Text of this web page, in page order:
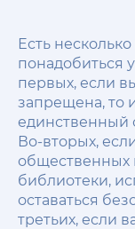
Есть
понадобиться
первых, если
запрещена, то
единственный
Во-вторых,
общественных
библиотеки,
оставаться
третьих, если